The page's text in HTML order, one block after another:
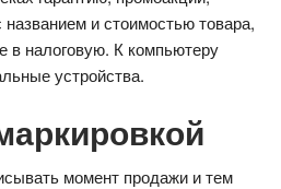
и стоимостью товара,
в налоговую. К компьютеру
устройства.
момент продажи и тем